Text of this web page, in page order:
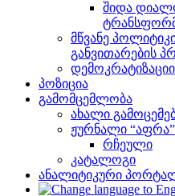
შიდა
მწვანე
განვითარების
პოზიცია
გამომცემლობა
ახალი
ჟურნალი “აფრა”
რჩეული
კატალოგი
ანალიტიკური